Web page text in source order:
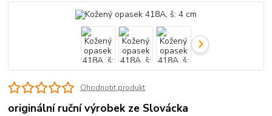
Ohodnotit produkt
originální ruční výrobek ze Slovácka